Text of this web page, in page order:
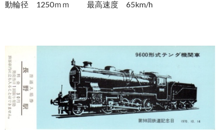
動輪径 1250ｍｍ 最高速度 65km/h